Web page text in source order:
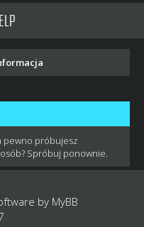
pewno próbujesz
Spróbuj ponownie.
by MyBB